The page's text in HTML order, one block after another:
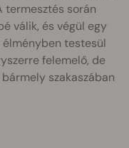
termesztés során
válik, és végül egy
testesül
felemelő, de
szakaszában